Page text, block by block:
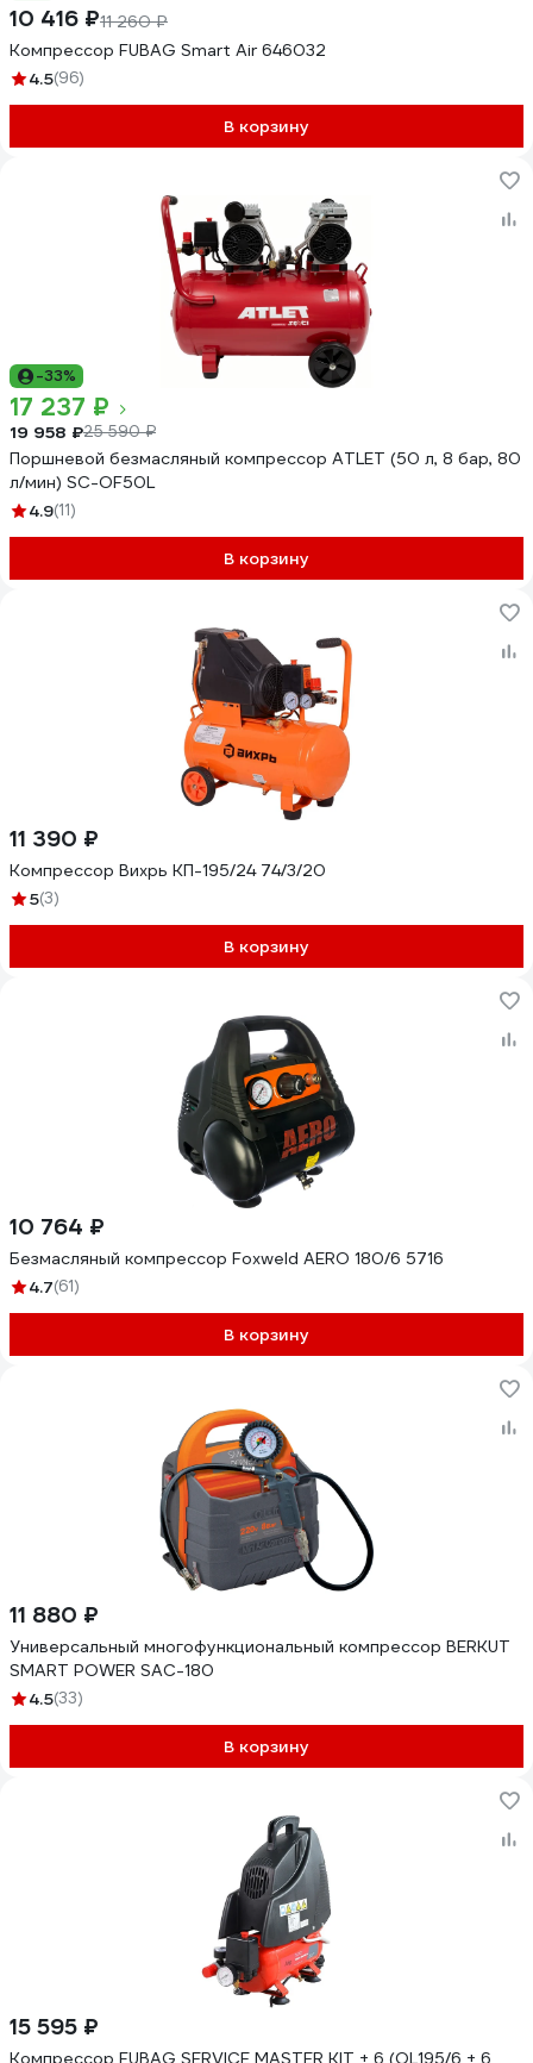
10 416 ₽11 260 ₽
Компрессор FUBAG Smart Air 646032
4.5(96)
В корзину
-33%
17 237 ₽
19 958 ₽25 590 ₽
Поршневой безмасляный компрессор ATLET (50 л, 8 бар, 80
л/мин) SC-OF50L
4.9(11)
В корзину
11 390 ₽
Компрессор Вихрь КП-195/24 74/3/20
5(3)
В корзину
10 764 ₽
Безмасляный компрессор Foxweld AERO 180/6 5716
4.7(61)
В корзину
11 880 ₽
Универсальный многофункциональный компрессор BERKUT
SMART POWER SAC-180
4.5(33)
В корзину
15 595 ₽
Компрессор FUBAG SERVICE MASTER KIT + 6 (OL195/6 + 6